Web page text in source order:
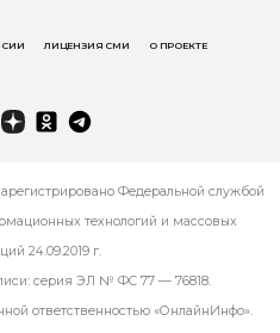
ЛИЦЕНЗИЯ СМИ О ПРОЕКТЕ
Федеральной службой
технологий и массовых
24.09.2019 г.
серия ЭЛ № ФС 77 — 76818.
ответственностью «ОнлайнИнфо».